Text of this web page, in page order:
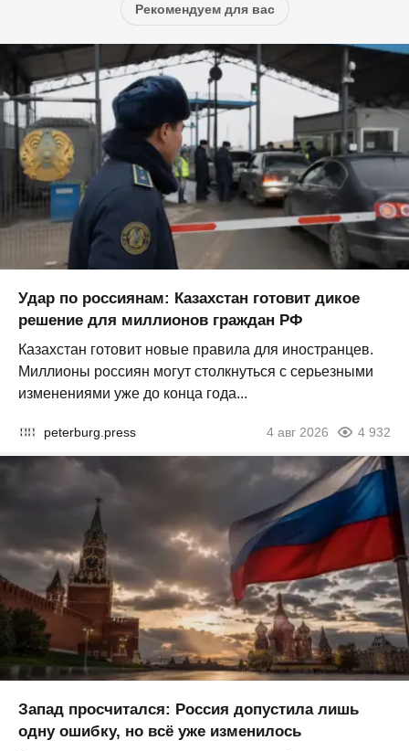
Рекомендуем для вас
Удар по россиянам: Казахстан готовит дикое
решение для миллионов граждан РФ
Казахстан готовит новые правила для иностранцев.
Миллионы россиян могут столкнуться с серьезными
изменениями уже до конца года...
peterburg.press 4 авг 2026 4 932
Запад просчитался: Россия допустила лишь
одну ошибку, но всё уже изменилось